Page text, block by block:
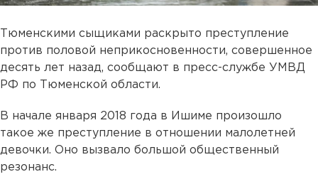
Тюменскими сыщиками раскрыто преступление
против половой неприкосновенности, совершенное
десять лет назад, сообщают в пресс-службе УМВД
РФ по Тюменской области.
В начале января 2018 года в Ишиме произошло
такое же преступление в отношении малолетней
девочки. Оно вызвало большой общественный
резонанс.